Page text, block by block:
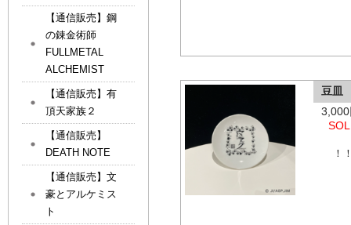
豆皿
！
【通信販売】鋼
の錬金術師
FULLMETAL
ALCHEMIST
【通信販売】有
頂天家族２
【通信販売】
DEATH NOTE
【通信販売】文
豪とアルケミス
ト